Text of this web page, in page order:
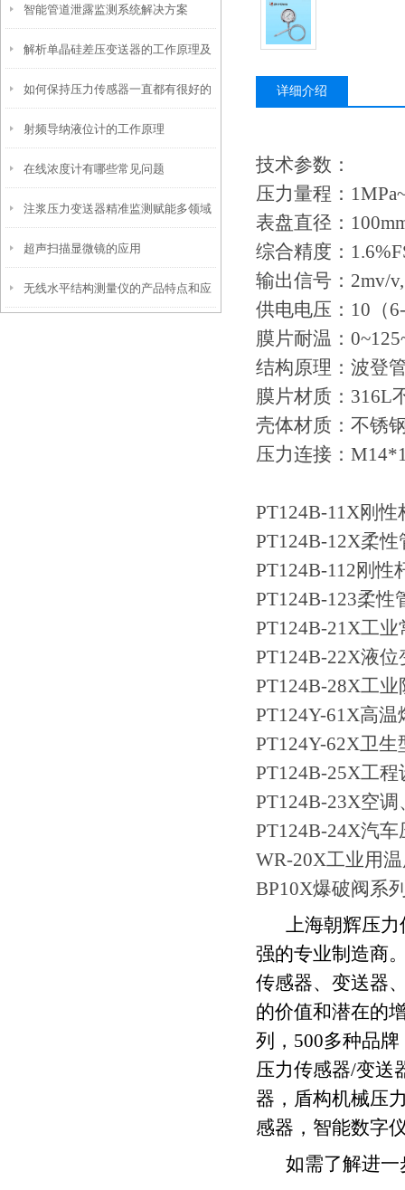
智能管道泄露监测系统解决方案
解析单晶硅差压变送器的工作原理及
性能特点
如何保持压力传感器一直都有很好的
稳定性
射频导纳液位计的工作原理
在线浓度计有哪些常见问题
注浆压力变送器精准监测赋能多领域
工程安全的隐形卫士
超声扫描显微镜的应用
无线水平结构测量仪的产品特点和应
详细介绍
技术参数：
压力量程：
表盘直径：
综合精度：
输出信号： 2mv/
供电电压： 10（
膜片耐温：
结构原理：波登
膜片材质： 316L
壳体材质：不锈
压力连接：
PT124B-11X刚
PT124B-12X柔
PT124B-112刚
PT124B-123柔
PT124B-21X工
PT124B-22X液
PT124B-28X工
PT124Y-61X高
PT124Y-62X卫
PT124B-25X工
PT124B-23X空
PT124B-24X汽
WR-20X工业用
BP10X爆破阀系
上海朝辉压
强的专业制造商
传感器、变送器
的价值和潜在的
列， 500多种品
压力传感器/变送
器，盾构机械压
感器，智能数字
如需了解进